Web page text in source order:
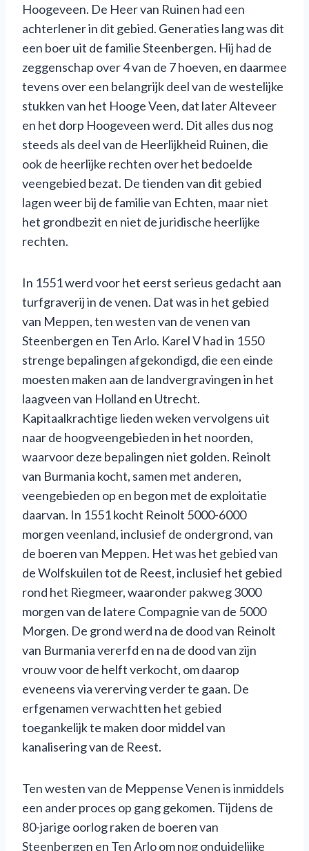
Hoogeveen. De Heer van Ruinen had een
achterlener in dit gebied. Generaties lang was dit
een boer uit de familie Steenbergen. Hij had de
zeggenschap over 4 van de 7 hoeven, en daarmee
tevens over een belangrijk deel van de westelijke
stukken van het Hooge Veen, dat later Alteveer
en het dorp Hoogeveen werd. Dit alles dus nog
steeds als deel van de Heerlijkheid Ruinen, die
ook de heerlijke rechten over het bedoelde
veengebied bezat. De tienden van dit gebied
lagen weer bij de familie van Echten, maar niet
het grondbezit en niet de juridische heerlijke
rechten.
In 1551 werd voor het eerst serieus gedacht aan
turfgraverij in de venen. Dat was in het gebied
van Meppen, ten westen van de venen van
Steenbergen en Ten Arlo. Karel V had in 1550
strenge bepalingen afgekondigd, die een einde
moesten maken aan de landvergravingen in het
laagveen van Holland en Utrecht.
Kapitaalkrachtige lieden weken vervolgens uit
naar de hoogveengebieden in het noorden,
waarvoor deze bepalingen niet golden. Reinolt
van Burmania kocht, samen met anderen,
veengebieden op en begon met de exploitatie
daarvan. In 1551 kocht Reinolt 5000-6000
morgen veenland, inclusief de ondergrond, van
de boeren van Meppen. Het was het gebied van
de Wolfskuilen tot de Reest, inclusief het gebied
rond het Riegmeer, waaronder pakweg 3000
morgen van de latere Compagnie van de 5000
Morgen. De grond werd na de dood van Reinolt
van Burmania vererfd en na de dood van zijn
vrouw voor de helft verkocht, om daarop
eveneens via vererving verder te gaan. De
erfgenamen verwachtten het gebied
toegankelijk te maken door middel van
kanalisering van de Reest.
Ten westen van de Meppense Venen is inmiddels
een ander proces op gang gekomen. Tijdens de
80-jarige oorlog raken de boeren van
Steenbergen en Ten Arlo om nog onduidelijke